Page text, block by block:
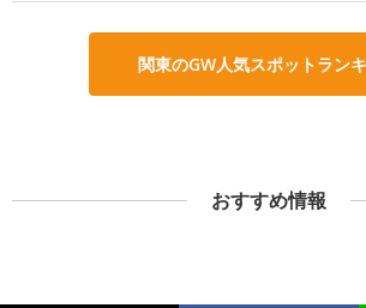
関東のGW人気スポットラン
おすすめ情報